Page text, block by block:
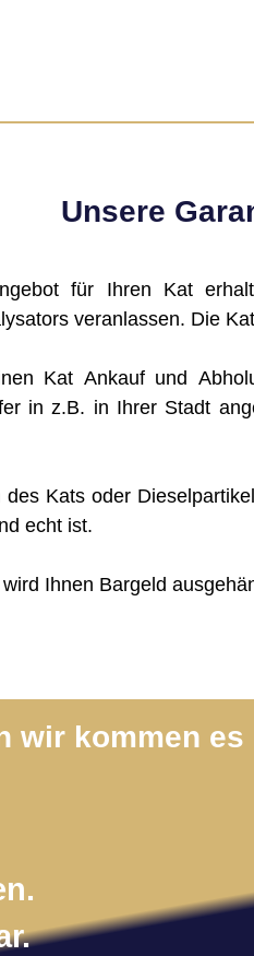
Unsere
für Ihren Kat
veranlassen. Die
Kat Ankauf und
in z.B. in Ihrer Stadt
des Kats oder
echt ist.
Ihnen Bargeld
wir kommen es